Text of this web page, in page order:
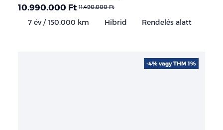
10.990.000 Ft 11.490.000 Ft
7 év / 150.000 km Hibrid Rendelés alatt
-4% vagy THM 1%